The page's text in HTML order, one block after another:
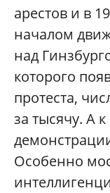
арестов и в
началом
над
которого
протеста,
за тысячу. А
Особенно